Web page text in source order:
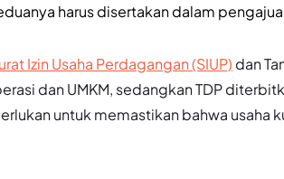
harus disertakan dalam
Izin Usaha Perdagangan (SIUP) dan
dan UMKM, sedangkan TDP
untuk memastikan bahwa usaha